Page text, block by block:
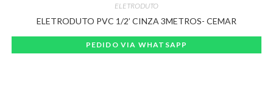
ELETRODUTO
ELETRODUTO PVC 1/2’ CINZA 3METROS- CEMAR
PEDIDO VIA WHATSAPP